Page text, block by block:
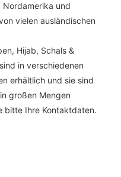
Nordamerika und
vielen ausländischen
Hijab, Schals &
in verschiedenen
erhältlich und sie sind
großen Mengen
bitte Ihre Kontaktdaten.